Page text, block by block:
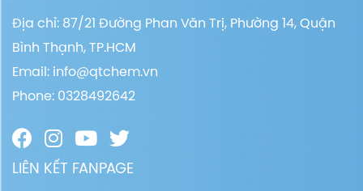
Địa chỉ: 87/21 Đường Phan Văn Trị, Phường 14, Quận
Bình Thạnh, TP.HCM
Email: info@qtchem.vn
Phone: 0328492642
LIÊN KẾT FANPAGE